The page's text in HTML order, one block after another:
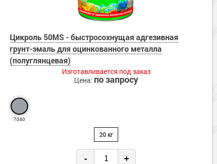
Цикроль 50MS - быстросохнущая адгезивная
грунт-эмаль для оцинкованного металла
(полуглянцевая)
Изготавливается под заказ
Цена: по запросу
7040
20 кг
- +